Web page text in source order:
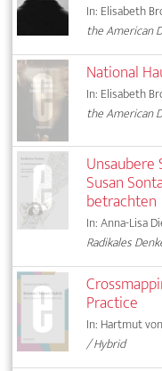
In: Elisabeth
the American
National
In: Elisabeth
the American
Susan
betrachten
In: Anna-Lisa
Radikales
Practice
In: Hartmut
/ Hybrid